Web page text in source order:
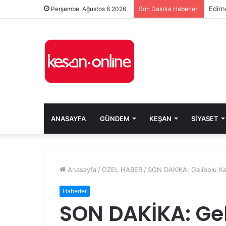
Perşembe, Ağustos 6 2026 Son Dakika Haberleri
ANASAYFA GÜNDEM KEŞAN SIYASET
Anasayfa / ÖZEL HABER / SON DAKİKA: Gelibolu
Haberler
SON DAKİKA: